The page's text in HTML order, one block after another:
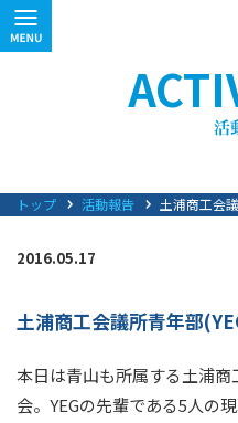
トップ 活動報告 土浦商工会
2016.05.17
土浦商工会議所青年部
本日は青山も所属する土浦商
会。YEGの先輩である5人の